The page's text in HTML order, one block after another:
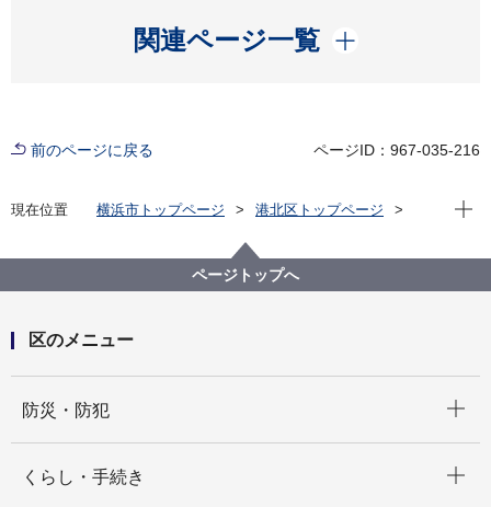
関連ページ一覧
開く
前のページに戻る ページID：967-035-216
現在位置 横浜市トップページ
港北区トップページ
戸籍・住民票・印鑑登録・マイナンバーカード
住民登録（転入、転出など）
現在
ページトップへ
区のメニュー
防災・防犯
くらし・手続き